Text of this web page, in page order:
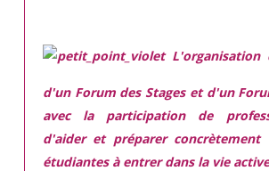
L'organisation
d'un Forum des Stages et d'un
avec la participation de
d'aider et préparer concrètement
étudiantes à entrer dans la vie